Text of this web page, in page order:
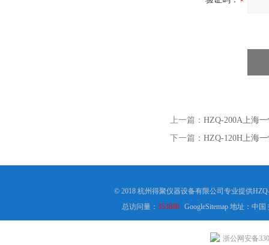
上一篇： HZQ-200A上海
下一篇： HZQ-120H上海
© 2018 杭州得聚仪器设备有限公司专业提供
总访问量：353886 GoogleSitemap地址：中国
浙公网安备